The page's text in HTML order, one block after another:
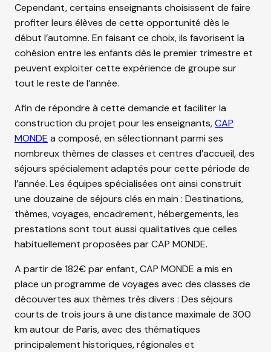
Cependant, certains enseignants choisissent de faire
profiter leurs élèves de cette opportunité dès le
début l’automne. En faisant ce choix, ils favorisent la
cohésion entre les enfants dès le premier trimestre et
peuvent exploiter cette expérience de groupe sur
tout le reste de l’année.
Afin de répondre à cette demande et faciliter la
construction du projet pour les enseignants,CAP
MONDE a composé, en sélectionnant parmi ses
nombreux thèmes de classes et centres d’accueil, des
séjours spécialement adaptés pour cette période de
l’année. Les équipes spécialisées ont ainsi construit
une douzaine de séjours clés en main : Destinations,
thèmes, voyages, encadrement, hébergements, les
prestations sont tout aussi qualitatives que celles
habituellement proposées par CAP MONDE.
A partir de 182€ par enfant, CAP MONDE a mis en
place un programme de voyages avec des classes de
découvertes aux thèmes très divers : Des séjours
courts de trois jours à une distance maximale de 300
km autour de Paris, avec des thématiques
principalement historiques, régionales et